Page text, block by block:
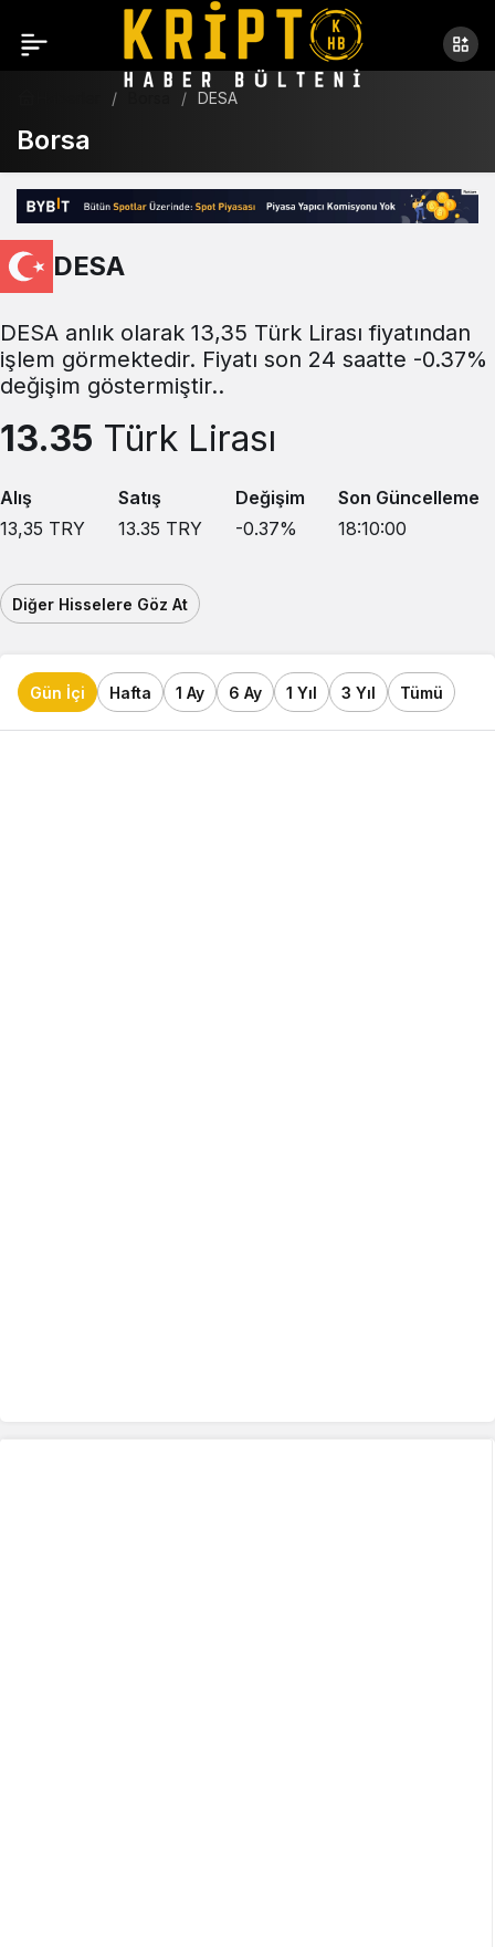
DESA
Borsa
DESA
DESA anlık olarak 13,35 Türk Lirası fiyatından
işlem görmektedir. Fiyatı son 24 saatte -0.37%
değişim göstermiştir..
13.35 Türk Lirası
Alış
13,35 TRY
Satış
13.35 TRY
Değişim
-0.37%
Son Güncelleme
18:10:00
Diğer Hisselere Göz At
Gün İçi Hafta 1 Ay 6 Ay 1 Yıl 3 Yıl Tümü